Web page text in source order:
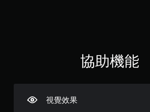
協助機能
視覺效果
不
啟